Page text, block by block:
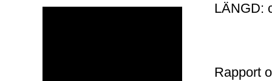
LÄNGD:
Rapport